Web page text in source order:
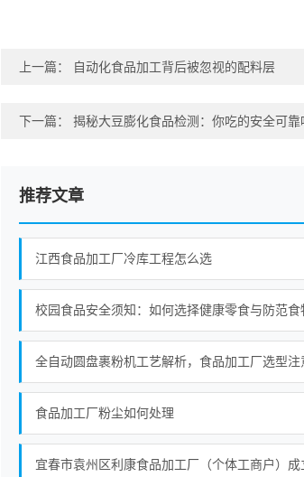
上一篇： 自动化食品加工背后被忽视的配料层
下一篇： 揭秘大豆膨化食品检测：你吃的安全可靠
推荐文章
江西食品加工厂冷库工程怎么选
校园食品安全须知：如何选择健康零食与防范食
全自动圆盘裹粉机工艺解析，食品加工厂选型注
食品加工厂粉尘如何处理